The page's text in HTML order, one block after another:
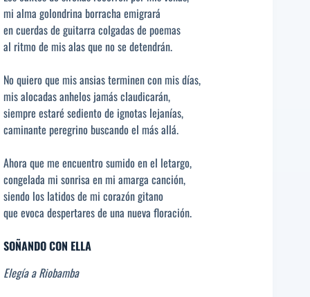
mi alma golondrina borracha emigrará
en cuerdas de guitarra colgadas de poemas
al ritmo de mis alas que no se detendrán.
No quiero que mis ansias terminen con mis días,
mis alocadas anhelos jamás claudicarán,
siempre estaré sediento de ignotas lejanías,
caminante peregrino buscando el más allá.
Ahora que me encuentro sumido en el letargo,
congelada mi sonrisa en mi amarga canción,
siendo los latidos de mi corazón gitano
que evoca despertares de una nueva floración.
SOÑANDO CON ELLA
Elegía a Riobamba